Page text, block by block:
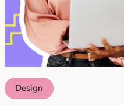
Design